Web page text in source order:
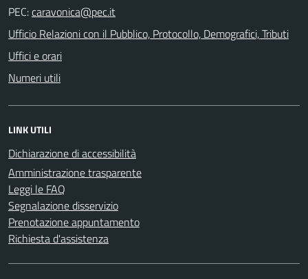
PEC:
Ufficio Relazioni con il Pubblico, Protocollo, Demografici, Tributi
Uffici e orari
Numeri utili
LINK UTILI
Dichiarazione di accessibilità
Amministrazione trasparente
Leggi le FAQ
Segnalazione disservizio
Prenotazione appuntamento
Richiesta d'assistenza